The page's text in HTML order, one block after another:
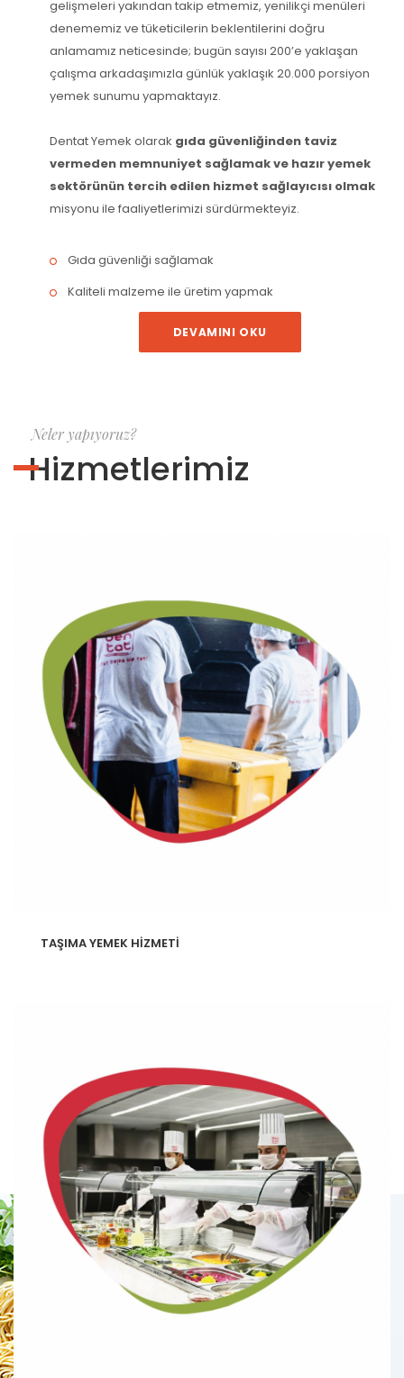
gelişmeleri yakından takip etmemiz, yenilikçi menüleri
denememiz ve tüketicilerin beklentilerini doğru
anlamamız neticesinde; bugün sayısı 200’e yaklaşan
çalışma arkadaşımızla günlük yaklaşık 20.000 porsiyon
yemek sunumu yapmaktayız.
Dentat Yemek olarak gıda güvenliğinden taviz
vermeden memnuniyet sağlamak ve hazır yemek
sektörünün tercih edilen hizmet sağlayıcısı olmak
misyonu ile faaliyetlerimizi sürdürmekteyiz.
Gıda güvenliği sağlamak
Kaliteli malzeme ile üretim yapmak
DEVAMINI OKU
Neler yapıyoruz?
Hizmetlerimiz
TAŞIMA YEMEK HİZMETİ